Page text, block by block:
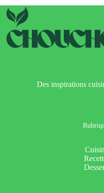
Des inspirations